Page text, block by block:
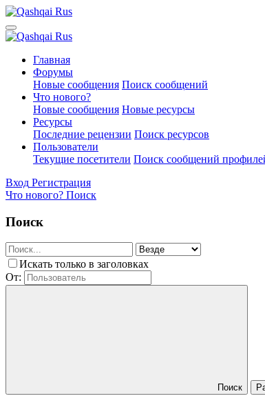
Главная
Форумы
Новые сообщения Поиск сообщений
Что нового?
Новые сообщения Новые ресурсы
Ресурсы
Последние рецензии Поиск ресурсов
Пользователи
Текущие посетители Поиск сообщений
Вход Регистрация
Что нового? Поиск
Поиск
Искать только в заголовках
От:
Поиск